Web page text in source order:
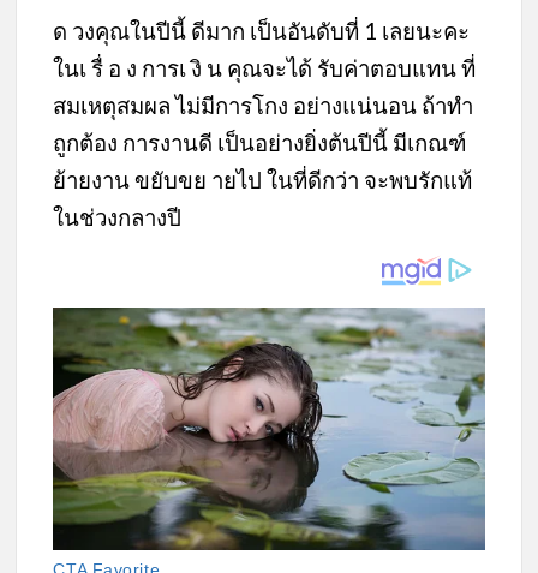
ด วงคุณในปีนี้ ดีมาก เป็นอันดับที่ 1 เลยนะคะ
ในเ รื่ อ ง การเ งิ น คุณจะได้ รับค่าตอบแทน ที่
สมเหตุสมผล ไม่มีการโกง อย่างแน่นอน ถ้าทำ
ถูกต้อง การงานดี เป็นอย่างยิ่งต้นปีนี้ มีเกณฑ์
ย้ายงาน ขยับขย ายไป ในที่ดีกว่า จะพบรักแท้
ในช่วงกลางปี